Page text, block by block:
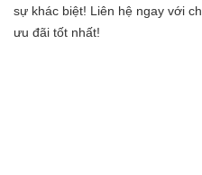
sự khác biệt! Liên hệ ngay với
ưu đãi tốt nhất!